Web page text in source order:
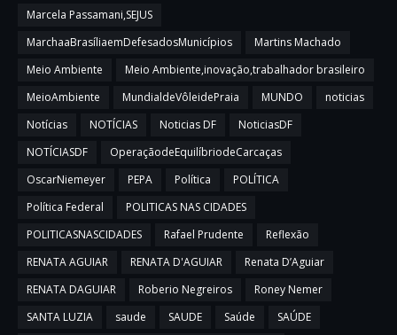
Marcela Passamani,SEJUS
MarchaaBrasíliaemDefesadosMunicípios
Martins Machado
Meio Ambiente
Meio Ambiente,inovação,trabalhador brasileiro
MeioAmbiente
MundialdeVôleidePraia MUNDO
noticias
Notícias
NOTÍCIAS Noticias DF
NoticiasDF
NOTÍCIASDF
OperaçãodeEquilíbriodeCarcaças
OscarNiemeyer
PEPA Política
POLÍTICA
Política Federal
POLITICAS NAS CIDADES
POLITICASNASCIDADES
Rafael Prudente
Reflexão
RENATA AGUIAR
RENATA D'AGUIAR
Renata D’Aguiar
RENATA DAGUIAR
Roberio Negreiros
Roney Nemer
SANTA LUZIA
saude SAUDE Saúde
SAÚDE